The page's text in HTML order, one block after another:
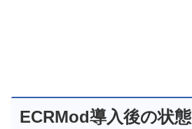
ECRMod導入後の状態